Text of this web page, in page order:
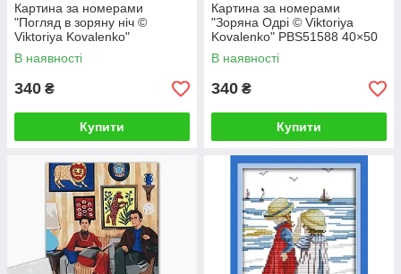
Картина за номерами
"Погляд в зоряну ніч ©
Viktoriya Kovalenko"
PBS51480 40×50 см
В наявності
340 ₴
Купити
Картина за номерами
"Зоряна Одрі © Viktoriya
Kovalenko" PBS51588 40×50
см
В наявності
340 ₴
Купити